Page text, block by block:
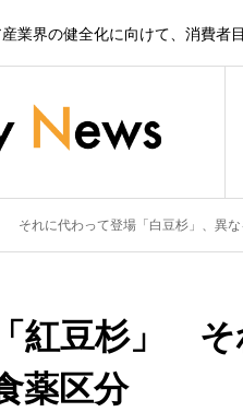
業界の健全化に向けて、消費者
それに代わって登場「白豆杉」、異
紅豆杉」
薬区分